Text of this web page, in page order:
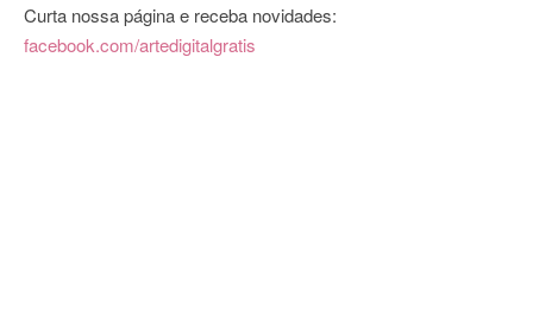
Curta nossa página e receba novidades:
facebook.com/artedigitalgratis